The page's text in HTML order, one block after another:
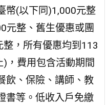
幣(以下同)1,000元整
元整、舊生優惠或團
，所有優惠均到113
，費用包含活動期間
飲、保險、講師、教
書等。低收入戶免繳